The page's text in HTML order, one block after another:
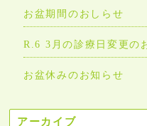
お盆期間のおしらせ
R.6 3月の診療日変更の
お盆休みのお知らせ
アーカイブ